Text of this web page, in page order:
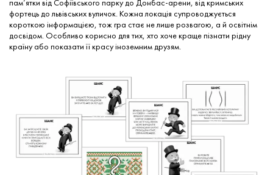
пам’ятки від Софіївського парку до Донбас-арени, від кримських
фортець до львівських вуличок. Кожна локація супроводжується
короткою інформацією, тож гра стає не лише розвагою, а й освітнім
досвідом. Особливо корисно для тих, хто хоче краще пізнати рідну
країну або показати її красу іноземним друзям.